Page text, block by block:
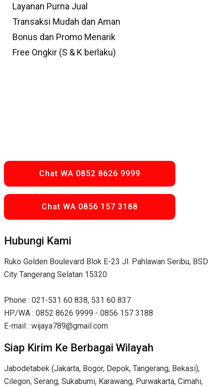
Layanan Purna Jual
Transaksi Mudah dan Aman
Bonus dan Promo Menarik
Free Ongkir (S & K berlaku)
Chat WA 0852 8626 9999
Chat WA 0856 157 3188
Hubungi Kami
Ruko Golden Boulevard Blok E-23 Jl. Pahlawan Seribu, BSD
City Tangerang Selatan 15320
Phone : 021-531 60 838, 531 60 837
HP/WA : 0852 8626 9999 - 0856 157 3188
E-mail : wijaya789@gmail.com
Siap Kirim Ke Berbagai Wilayah
Jabodetabek (Jakarta, Bogor, Depok, Tangerang, Bekasi),
Cilegon, Serang, Sukabumi, Karawang, Purwakarta, Cimahi,